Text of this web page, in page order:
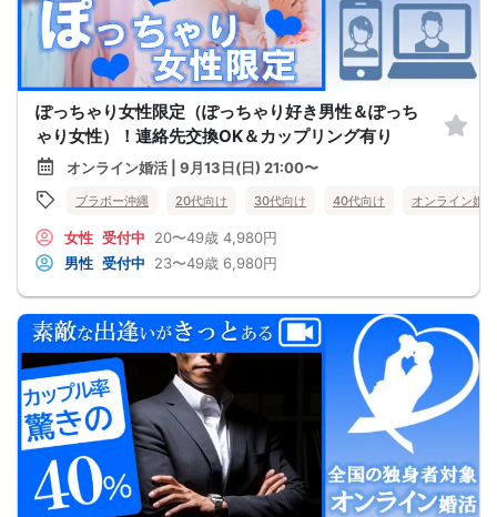
ぽっちゃり女性限定（ぽっちゃり好き男性＆ぽっち
ゃり女性）！連絡先交換OK＆カップリング有り
オンライン婚活 | 9月13日(日) 21:00〜
ブラボー沖縄 20代向け 30代向け 40代向け オンライン婚活
女性 受付中 20〜49歳 4,980円
男性 受付中 23〜49歳 6,980円